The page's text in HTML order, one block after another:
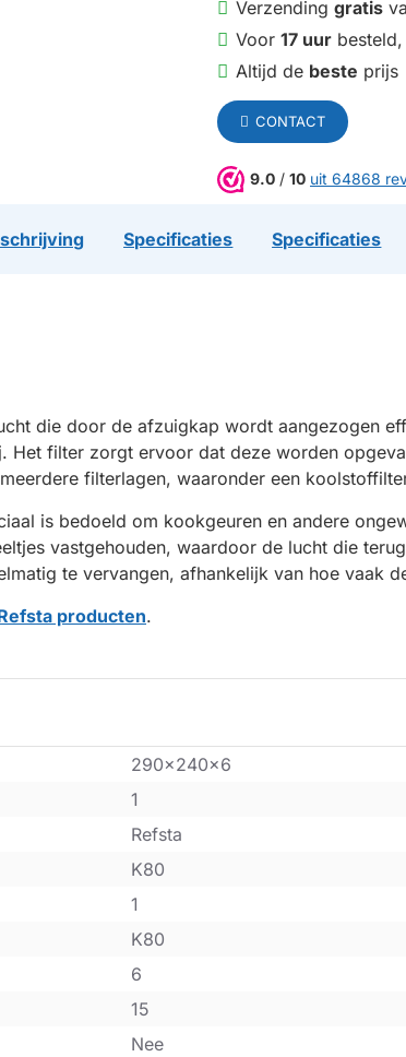
Verzending gratis
Voor 17 uur besteld,
Altijd de beste prijs
CONTACT
9.0 / 10 uit 64868
Specificaties Specificaties
die door de afzuigkap wordt aangezogen
Het filter zorgt ervoor dat deze worden
filterlagen, waaronder een
is bedoeld om kookgeuren en andere
vastgehouden, waardoor de lucht die
te vervangen, afhankelijk van hoe vaak
producten.
290x240x6
1
Refsta
K80
1
K80
6
15
Nee